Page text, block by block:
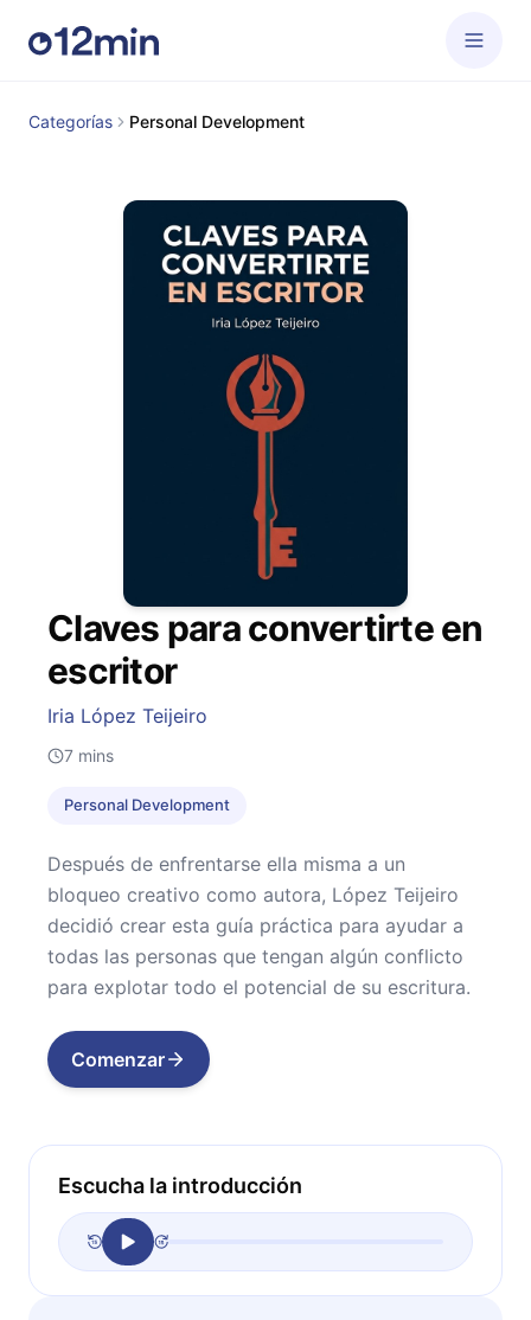
Categorías Personal Development
Claves para convertirte en
escritor
Iria López Teijeiro
7 mins
Personal Development
Después de enfrentarse ella misma a un
bloqueo creativo como autora, López Teijeiro
decidió crear esta guía práctica para ayudar a
todas las personas que tengan algún conflicto
para explotar todo el potencial de su escritura.
Comenzar
Escucha la introducción